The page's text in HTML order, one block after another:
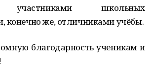
участниками школьных
конечно же, отличниками учёбы.
благодарность ученикам и